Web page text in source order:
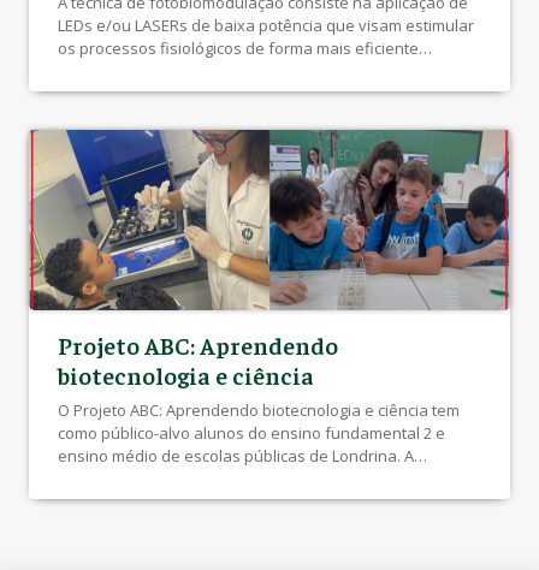
LEDs e/ou LASERs de baixa potência que visam estimular
os processos fisiológicos de forma mais eficiente
vascularidade local. Classificada como uma tecnologia
ambiente, consequentemente, sem a necessidade de
tempo de […]
Projeto ABC: Aprendendo
biotecnologia e ciência
O Projeto ABC: Aprendendo biotecnologia e ciência tem
como público-alvo alunos do ensino fundamental 2 e
ensino médio de escolas públicas de Londrina. A
demonstrar sua presença e importância no cotidiano dos